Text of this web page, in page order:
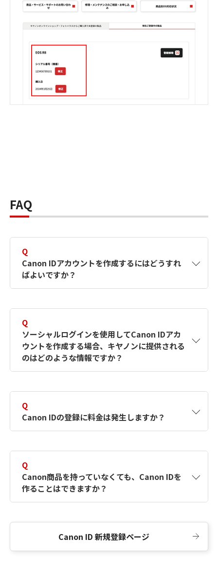
FAQ
Q
Canon IDアカウントを作成するにはどうすれ
ばよいですか？
す。詳しい作成方法は【カメラ】Canon IDとは
何ですか？Canon IDの作成方法は？をご確認く
ださい。
Q
ソーシャルログインを使用してCanon IDアカ
ウントを作成する場合、キヤノンに提供される
のはどのような情報ですか？
択したサービスから取得します。アカウントを
簡単に作成できるように、この情報を使用して
Canon IDの登録フォームを入力します。
Q
Canon IDの登録に料金は発生しますか？
Q
Canon商品を持っていなくても、Canon IDを
作ることはできますか？
Canon ID 新規登録ページ